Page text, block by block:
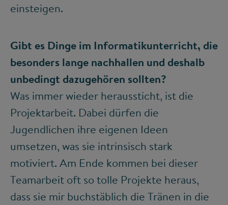
einsteigen.
Gibt es Dinge im Informatikunterricht, die
besonders lange nachhallen und deshalb
unbedingt dazugehören sollten?
Was immer wieder heraussticht, ist die
Projektarbeit. Dabei dürfen die
Jugendlichen ihre eigenen Ideen
umsetzen, was sie intrinsisch stark
motiviert. Am Ende kommen bei dieser
Teamarbeit oft so tolle Projekte heraus,
dass sie mir buchstäblich die Tränen in die